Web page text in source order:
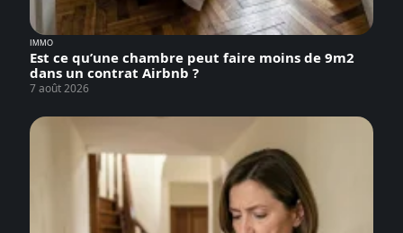
IMMO
Est ce qu’une chambre peut faire moins de 9m2
dans un contrat Airbnb ?
7 août 2026